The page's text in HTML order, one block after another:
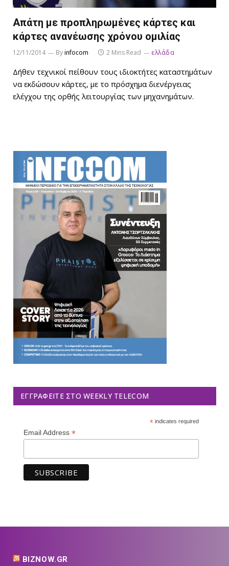
Απάτη με προπληρωμένες κάρτες και
κάρτες ανανέωσης χρόνου ομιλίας
12/11/2014 Byinfocom 2 Mins Read ελλάδα
Δήθεν τεχνικοί πείθουν τους ιδιοκτήτες καταστημάτων
να εκδώσουν κάρτες, με το πρόσχημα διενέργειας
ελέγχου της ορθής λειτουργίας των μηχανημάτων.
ΕΓΓΡΑΦΕΊΤΕ ΣΤΟ WEEKLY TELECOM
*indicates required
Email Address *
BIZNOW.GR